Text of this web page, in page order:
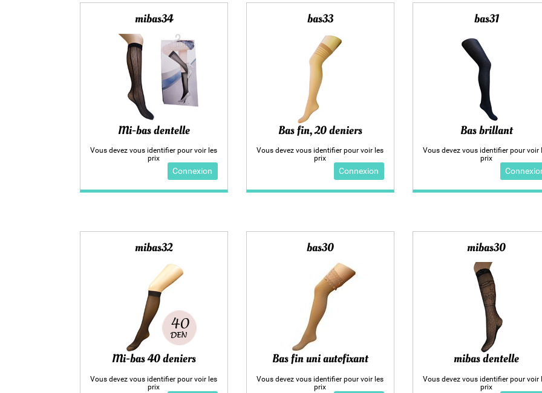
mibas34
Mi-bas dentelle
Vous devez vous identifier pour voir les
prix
Connexion
bas33
Bas fin, 20 deniers
Vous devez vous identifier pour voir les
prix
Connexion
bas31
Bas brillant
Vous devez vous identifier pour voir
prix
mibas32
Mi-bas 40 deniers
Vous devez vous identifier pour voir les
prix
bas30
Bas fin uni autofixant
Vous devez vous identifier pour voir les
prix
mibas30
mibas dentelle
Vous devez vous identifier pour voir
prix